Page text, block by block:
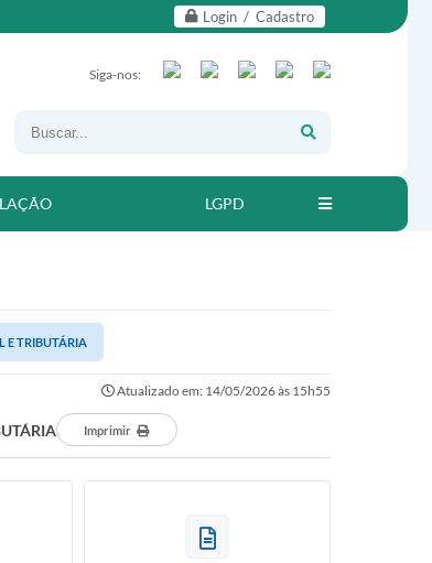
Login / Cadastro
Siga-nos:
LGPD
E TRIBUTÁRIA
Atualizado em: 14/05/2026 às 15h55
Imprimir